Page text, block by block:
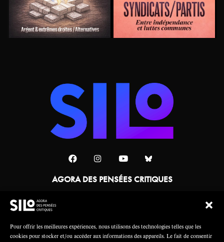
Pour offrir les meilleures expériences, nous utilisons des technologies telles que les
cookies pour stocker et/ou accéder aux informations des appareils. Le fait de consentir
AGORA DES PENSÉES CRITIQUES